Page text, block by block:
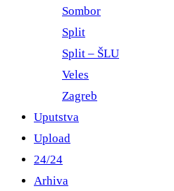
Sombor
Split
Split – ŠLU
Veles
Zagreb
Uputstva
Upload
24/24
Arhiva